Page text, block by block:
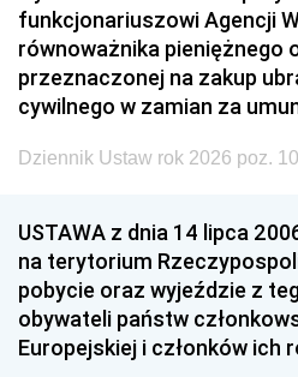
funkcjonariuszowi Agencji
równoważnika pieniężnego
przeznaczonej na zakup
cywilnego w zamian za
Dziennik Ustaw rok 2026 poz.
USTAWA z dnia 14 lipca
na terytorium
pobycie oraz wyjeździe z
obywateli państw
Europejskiej i członków ich